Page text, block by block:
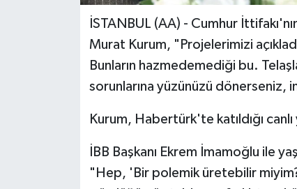
İSTANBUL (AA) - Cumhur
Murat Kurum, "Projelerimizi
Bunların hazmedemediği bu.
sorunlarına yüzünüzü dönerseniz,
Kurum, Habertürk'te katıldığı
İBB Başkanı Ekrem İmamoğlu ile
"Hep, 'Bir polemik üretebilir